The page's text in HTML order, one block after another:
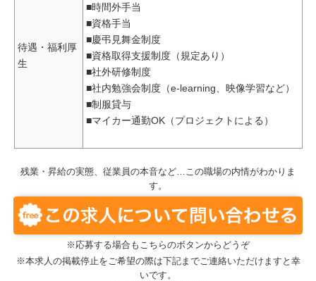
待遇・福利厚
生
■時間外手当
■資格手当
■慶弔見舞金制度
■資格取得支援制度（規定あり）
■社外研修制度
■社内勉強会制度（e-learning、映像学習など）
■制服貸与
■マイカー通勤OK（プロジェクトによる）
残業・昇給の実態、従業員の本音など…この職場の内情がわかりま
す。
※応募する場合もこちらのボタンからどうぞ
※本求人の掲載停止をご希望の際は下記までご連絡いただけますと幸
いです。